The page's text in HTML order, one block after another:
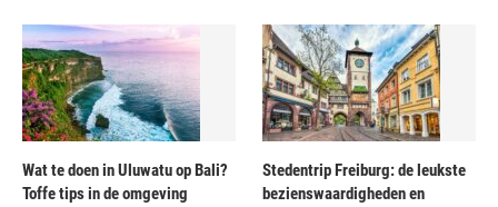
Wat te doen in Uluwatu op Bali?
Toffe tips in de omgeving
Stedentrip Freiburg: de leukste
bezienswaardigheden en